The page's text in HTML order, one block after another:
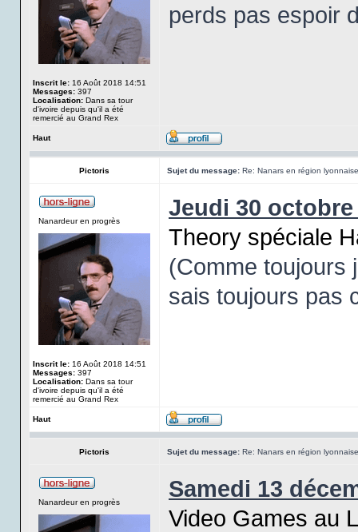
Inscrit le: 16 Août 2018 14:51
Messages: 397
Localisation: Dans sa tour
d'ivoire depuis qu'il a été
remercié au Grand Rex
perds pas espoir
Haut
Pictoris Sujet du message: Re: Nanars en région lyonnaise
Nanardeur en progrès
Inscrit le: 16 Août 2018 14:51
Messages: 397
Localisation: Dans sa tour
d'ivoire depuis qu'il a été
remercié au Grand Rex
Jeudi 30 octobre
Theory spéciale
(Comme toujours
sais toujours pas
Haut
Pictoris Sujet du message: Re: Nanars en région lyonnaise
Nanardeur en progrès
Samedi 13
Video Games au